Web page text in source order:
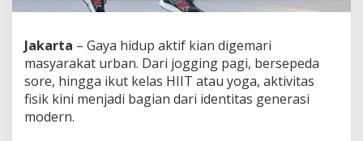
Jakarta – Gaya hidup aktif kian digemari
masyarakat urban. Dari jogging pagi, bersepeda
sore, hingga ikut kelas HIIT atau yoga, aktivitas
fisik kini menjadi bagian dari identitas generasi
modern.